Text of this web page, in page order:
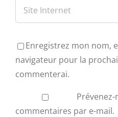
Enregistrez mon nom,
navigateur pour la
commenterai.
commentaires par e-mail.